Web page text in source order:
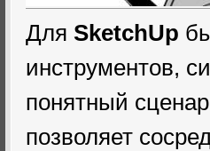
Для SketchUp
инструментов,
понятный
позволяет